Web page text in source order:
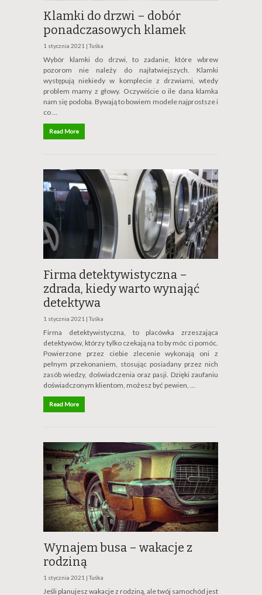
Klamki do drzwi – dobór
ponadczasowych klamek
1 stycznia 2021 |Tuśka
Wybór klamki do drzwi, to zadanie, które wbrew
pozorom nie należy do najłatwiejszych. Klamki
występują niekiedy w komplecie z drzwiami, wtedy
problem mamy z głowy. Oczywiście o ile dana klamka
nam się podoba. Bywają to bowiem modele najprostsze i
co …
Read More
Firma detektywistyczna –
zdrada, kiedy warto wynająć
detektywa
1 stycznia 2021 |Tuśka
Firma detektywistyczna, to placówka zrzeszająca
detektywów, którzy tylko czekają na to by móc ci pomóc.
Powierzone przez ciebie zlecenie wykonają oni z
pełnym przekonaniem, stosując posiadany przez nich
zasób wiedzy, doświadczenia oraz pasji. Dzięki zaufaniu
doświadczonym klientom, możesz być pewien, …
Read More
Wynajem busa – wakacje z
rodziną
1 stycznia 2021 |Tuśka
Jeśli planujesz wakacje z rodziną, ale twój samochód jest